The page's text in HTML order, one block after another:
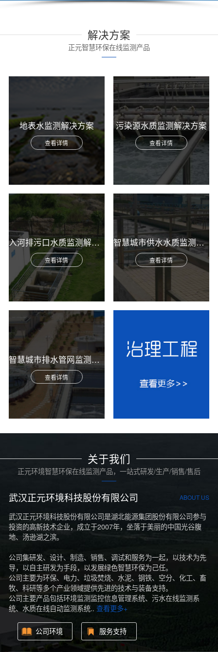
解决方案
正元智慧环保在线监测产品
地表水监测解决方案
查看详情
污染源水质监测解决方案
查看详情
入河排污口水质监测解决方案
查看详情
智慧城市供水水质监测综合解决方案
查看详情
智慧城市排水管网监测综合解决方案
查看详情
关于我们
正元环境智慧环保在线监测产品，一站式研发/生产/销售/售后
武汉正元环境科技股份有限公司 ABOUT US
武汉正元环境科技股份有限公司是湖北能源集团股份有限公司参与
投资的高新技术企业，成立于2007年，坐落于美丽的中国光谷腹
地、汤逊湖之滨。
公司集研发、设计、制造、销售、调试和服务为一起，以技术为先
导，以自主研发为手段，以发展绿色智慧环保为己任。
公司主要为环保、电力、垃圾焚烧、水泥、钢铁、空分、化工、畜
牧、科研等多个产业领域提供先进的技术与装备支持。
公司主要产品包括环境监测监控信息管理系统、污水在线监测系
统、水质在线自动监测系统.. 查看更多+
公司环境 服务支持